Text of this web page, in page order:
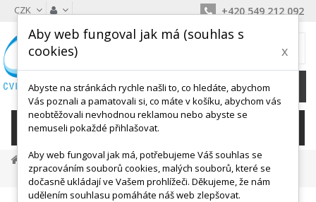
CZK +420 549 212 092
0 Kč
KATEGORIE
Anatomické Výukové Modely
Botanika A Zoologie
Model Lebky Psa - Velký
Aby web fungoval jak má (souhlas s
cookies)
x
Abyste na stránkách rychle našli to, co hledáte, abychom
Vás poznali a pamatovali si, co máte v košíku, abychom vás
neobtěžovali nevhodnou reklamou nebo abyste se
nemuseli pokaždé přihlašovat.
Aby web fungoval jak má, potřebujeme Váš souhlas se
zpracováním souborů cookies, malých souborů, které se
dočasně ukládají ve Vašem prohlížeči. Děkujeme, že nám
udělením souhlasu pomáháte náš web zlepšovat.